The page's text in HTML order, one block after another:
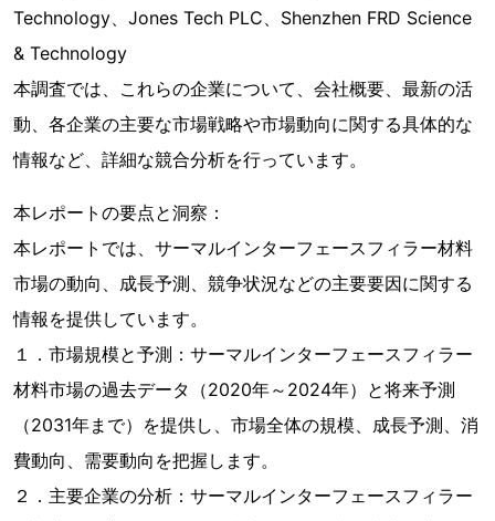
Technology、Jones Tech PLC、Shenzhen FRD Science
& Technology
本調査では、これらの企業について、会社概要、最新の活
動、各企業の主要な市場戦略や市場動向に関する具体的な
情報など、詳細な競合分析を行っています。
本レポートの要点と洞察：
本レポートでは、サーマルインターフェースフィラー材料
市場の動向、成長予測、競争状況などの主要要因に関する
情報を提供しています。
１．市場規模と予測：サーマルインターフェースフィラー
材料市場の過去データ（2020年～2024年）と将来予測
（2031年まで）を提供し、市場全体の規模、成長予測、消
費動向、需要動向を把握します。
２．主要企業の分析：サーマルインターフェースフィラー